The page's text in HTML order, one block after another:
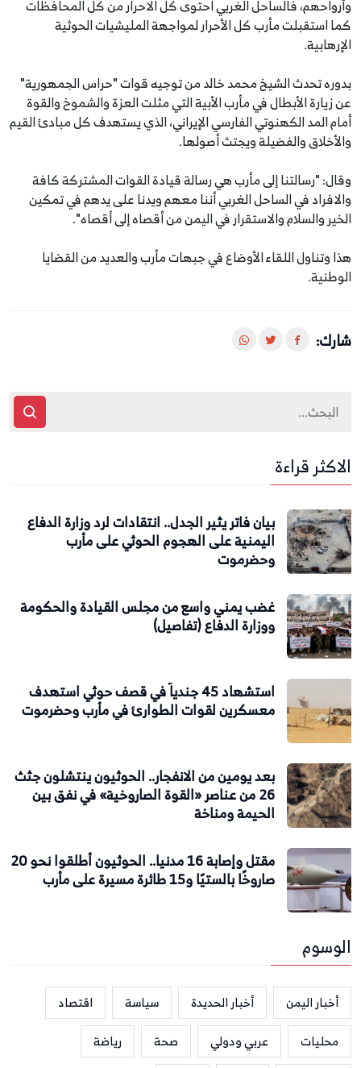
وأرواحهم، فالساحل الغربي احتوى كل الاحرار من كل المحافظات
كما استقبلت مأرب كل الأحرار لمواجهة المليشيات الحوثية
الإرهابية.
بدوره تحدث الشيخ محمد خالد من توجيه قوات "حراس الجمهورية"
عن زيارة الأبطال في مأرب الأبية التي مثلت العزة والشموخ والقوة
أمام المد الكهنوتي الفارسي الإيراني، الذي يستهدف كل مبادئ القيم
والأخلاق والفضيلة ويجتث أصولها.
وقال: "رسالتنا إلى مأرب هي رسالة قيادة القوات المشتركة كافة
والافراد في الساحل الغربي أننا معهم ويدنا على يدهم في تمكين
الخير والسلام والاستقرار في اليمن من أقصاه إلى أقصاه".
هذا وتناول اللقاء الأوضاع في جبهات مأرب والعديد من القضايا
الوطنية.
شارك:
الاكثر قراءة
بيان فاتر يثير الجدل.. انتقادات لرد وزارة الدفاع
اليمنية على الهجوم الحوثي على مأرب
وحضرموت
غضب يمني واسع من مجلس القيادة والحكومة
ووزارة الدفاع (تفاصيل)
استشهاد 45 جندياً في قصف حوثي استهدف
معسكرين لقوات الطوارئ في مأرب وحضرموت
بعد يومين من الانفجار.. الحوثيون ينتشلون جثث
26 من عناصر «القوة الصاروخية» في نفق بين
الحيمة ومناخة
مقتل وإصابة 16 مدنيا.. الحوثيون أطلقوا نحو 20
صاروخًا بالستيًا و15 طائرة مسيرة على مأرب
الوسوم
أخبار اليمن أخبار الحديدة سياسة
اقتصاد
محليات
عربي ودولي صحة
رياضة